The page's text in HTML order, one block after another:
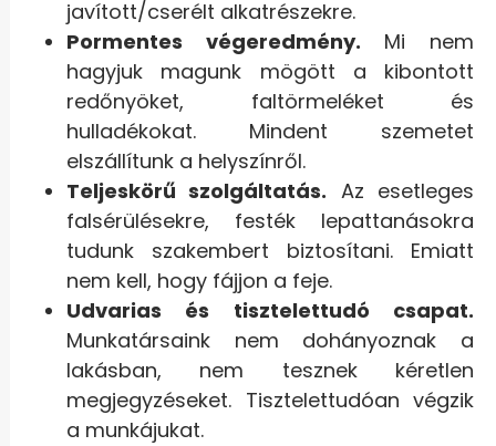
javított/cserélt alkatrészekre.
Pormentes végeredmény. Mi nem
hagyjuk magunk mögött a kibontott
redőnyöket, faltörmeléket és
hulladékokat. Mindent szemetet
elszállítunk a helyszínről.
Teljeskörű szolgáltatás. Az esetleges
falsérülésekre, festék lepattanásokra
tudunk szakembert biztosítani. Emiatt
nem kell, hogy fájjon a feje.
Udvarias és tisztelettudó csapat.
Munkatársaink nem dohányoznak a
lakásban, nem tesznek kéretlen
megjegyzéseket. Tisztelettudóan végzik
a munkájukat.